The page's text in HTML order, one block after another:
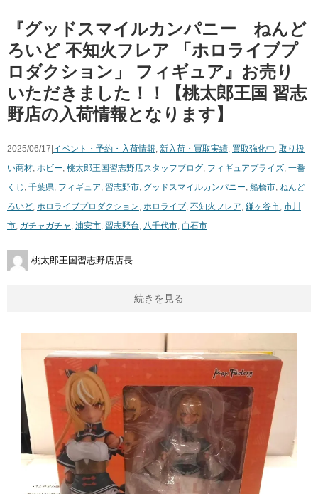
『グッドスマイルカンパニー ねんど
ろいど ​不知火フレア ​「ホロライブプ
ロダクション」 フィギュア』お売り
いただきました！！【桃太郎王国 習志
野店の入荷情報となります】
2025/06/17| イベント・予約・入荷情報, 新入荷・買取実績, 買取強化中, 取り扱
い商材, ホビー, 桃太郎王国習志野店スタッフブログ, フィギュアプライズ, 一番
くじ , 千葉県, フィギュア, 習志野市, グッドスマイルカンパニー, 船橋市, ねんど
ろいど, ホロライブプロダクション, ホロライブ, 不知火フレア, 鎌ヶ谷市, 市川
市, ガチャガチャ , 浦安市, 習志野台, 八千代市, 白石市
桃太郎王国習志野店店長
続きを見る